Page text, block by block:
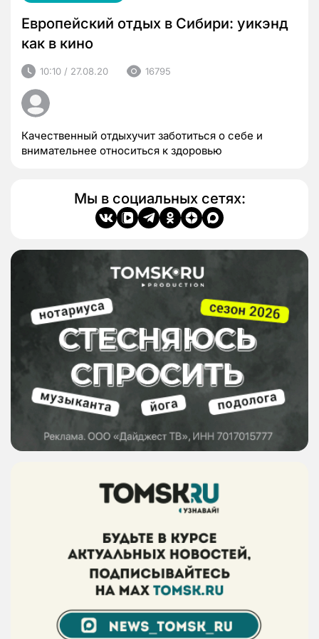
Европейский отдых в Сибири: уикэнд
как в кино
10:10 / 27.08.20 16795
Качественный отдыхучит заботиться о себе и
внимательнее относиться к здоровью
Мы в социальных сетях: